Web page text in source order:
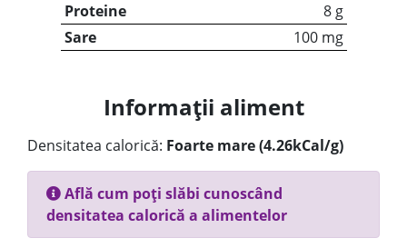
Proteine
8 g
Sare
100 mg
Informații aliment
Densitatea calorică: Foarte mare (4.26kCal/g)
Află cum poți slăbi cunoscând
densitatea calorică a alimentelor